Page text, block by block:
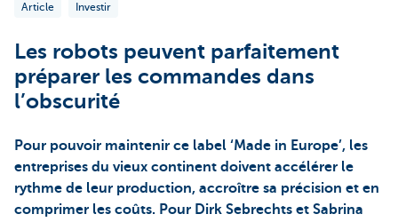
Article Investir
Les robots peuvent parfaitement
préparer les commandes dans
l’obscurité
Pour pouvoir maintenir ce label ‘Made in Europe’, les
entreprises du vieux continent doivent accélérer le
rythme de leur production, accroître sa précision et en
comprimer les coûts. Pour Dirk Sebrechts et Sabrina